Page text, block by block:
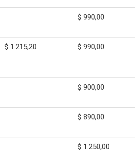
$ 990,00
$ 1.215,20 $ 990,00
$ 900,00
$ 890,00
$ 1.250,00